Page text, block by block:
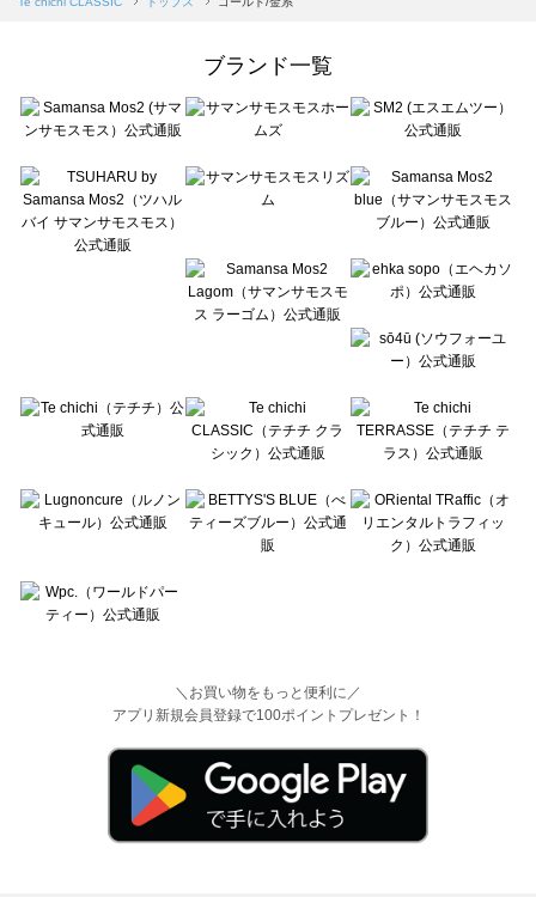
sō4ū（ソウフォーユー）のトップス一覧
Te chichi（テチチ）のトップス一覧
Te chichi CLASSIC（テチチ クラシック）のトップス一覧
Lugnoncure（ルノンキュール）のトップス一覧
BETTY'S BLUE（べティーズブルー）のトップス一覧
Wpc.（ワールドパーティー）のトップス一覧
ブランド一覧
＼お買い物をもっと便利に／
アプリ新規会員登録で100ポイントプレゼント！